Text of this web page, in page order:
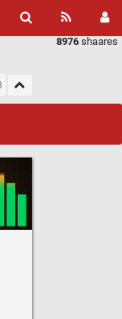
8976 shaares